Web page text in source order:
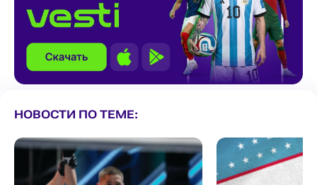
НОВОСТИ ПО ТЕМЕ: